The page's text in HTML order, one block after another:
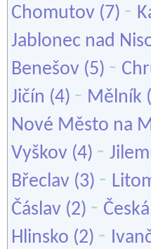
Chomutov (7) -
Jablonec nad
Benešov (5) -
Jičín (4) - Mělník
Nové Město na
Vyškov (4) -
Břeclav (3) -
Čáslav (2) -
Hlinsko (2) -